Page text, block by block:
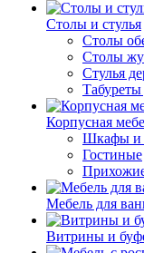
Столы и стулья
Столы
Столы
Стулья
Корпусная
Шкафы и
Гостиные
Мебель для
Витрины и